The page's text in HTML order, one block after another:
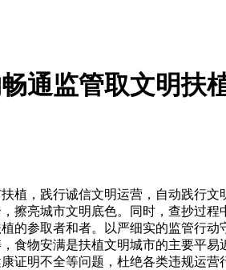
通监管取文明扶
，践行诚信文明运营，自动践行文
擦亮城市文明底色。同时，查抄过
的参取者和者。以严细实的监管行
食物安满是扶植文明城市的主要平
证明不全等问题，杜绝各类违规运